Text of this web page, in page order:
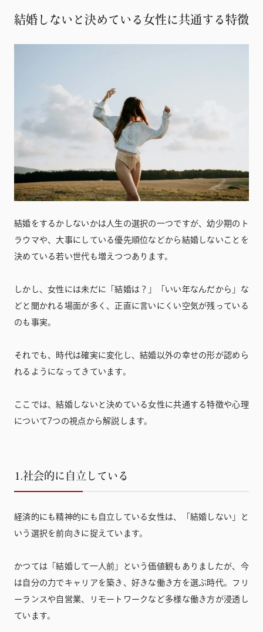
結婚しないと決めている女性に共通する特徴
結婚をするかしないかは人生の選択の一つですが、幼少期のト
ラウマや、大事にしている優先順位などから結婚しないことを
決めている若い世代も増えつつあります。
しかし、女性には未だに「結婚は？」「いい年なんだから」な
どと聞かれる場面が多く、正直に言いにくい空気が残っている
のも事実。
それでも、時代は確実に変化し、結婚以外の幸せの形が認めら
れるようになってきています。
ここでは、結婚しないと決めている女性に共通する特徴や心理
について7つの視点から解説します。
1.社会的に自立している
経済的にも精神的にも自立している女性は、「結婚しない」と
いう選択を前向きに捉えています。
かつては「結婚して一人前」という価値観もありましたが、今
は自分の力でキャリアを築き、好きな働き方を選ぶ時代。フリ
ーランスや自営業、リモートワークなど多様な働き方が浸透し
ています。